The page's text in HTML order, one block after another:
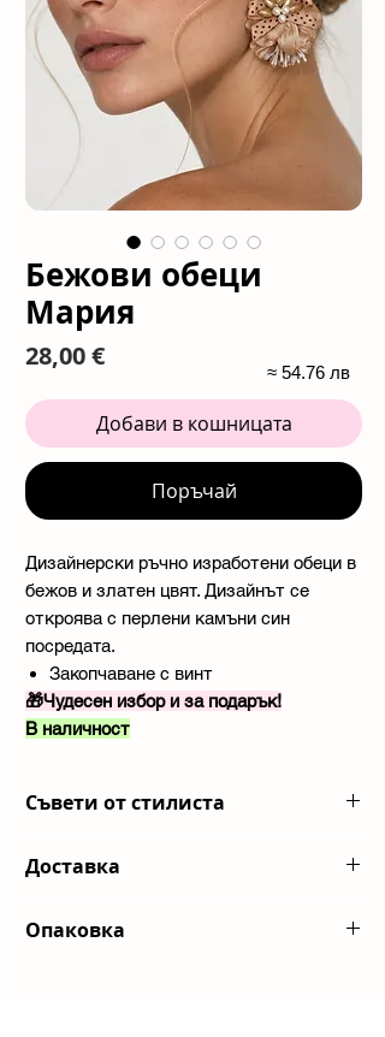
Бежови обеци
Мария
28,00 €Цена
Добави в кошницата
Поръчай
Дизайнерски ръчно изработени обеци в
бежов и златен цвят. Дизайнът се
откроява с перлени камъни син
посредата.
Закопчаване с винт
🎁Чудесен избор и за подарък!
В наличност
Съвети от стилиста
гол гръб.
Доставка
компанияЕконт
Опаковка
≈ 54.76 лв